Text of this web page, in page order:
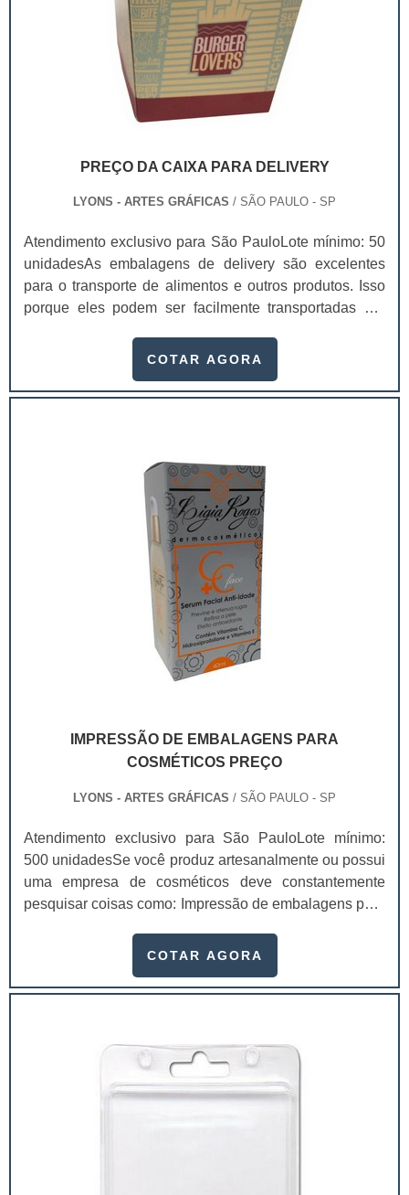
PREÇO DA CAIXA PARA DELIVERY
LYONS - ARTES GRÁFICAS / SÃO PAULO - SP
Atendimento exclusivo para São PauloLote mínimo: 50
unidadesAs embalagens de delivery são excelentes
para o transporte de alimentos e outros produtos. Isso
porque eles podem ser facilmente transportadas por
de forma ágil e rápida. Existem diversas caixas e
qualidade, pesquise o preço da caixa para delivery e
COTAR AGORA
IMPRESSÃO DE EMBALAGENS PARA
COSMÉTICOS PREÇO
LYONS - ARTES GRÁFICAS / SÃO PAULO - SP
Atendimento exclusivo para São PauloLote mínimo:
500 unidadesSe você produz artesanalmente ou possui
uma empresa de cosméticos deve constantemente
pesquisar coisas como: Impressão de embalagens para
um investimento necessário para quem está no
extremamente competitivo, assim, as embalagens
COTAR AGORA